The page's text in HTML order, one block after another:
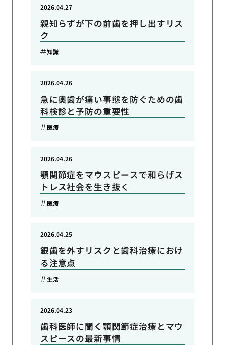
親知らずが下の前歯を押し出すリス
ク
2026.04.27
知識
急に奥歯が痛い事態を防ぐための歯
科検診と予防の重要性
2026.04.26
医療
顎関節症をマウスピースで和らげス
トレス社会を生き抜く
2026.04.26
医療
銀歯を外すリスクと歯科治療におけ
る注意点
2026.04.25
生活
歯科医師に聞く顎関節症治療とマウ
スピースの最新事情
2026.04.23